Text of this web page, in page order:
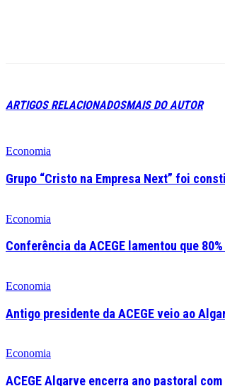
ARTIGOS RELACIONADOSMAIS DO AUTOR
Economia
Grupo “Cristo na Empresa Next” foi
Economia
Conferência da ACEGE lamentou que
Economia
Antigo presidente da ACEGE veio ao
Economia
ACEGE Algarve encerra ano pastoral